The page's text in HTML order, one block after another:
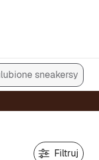
sneakersy
Filtruj